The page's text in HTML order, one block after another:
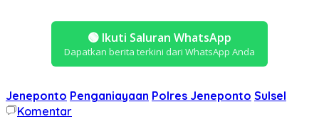
🟢 Ikuti Saluran WhatsApp
Dapatkan berita terkini dari WhatsApp Anda
Jeneponto Penganiayaan Polres Jeneponto Sulsel
Komentar